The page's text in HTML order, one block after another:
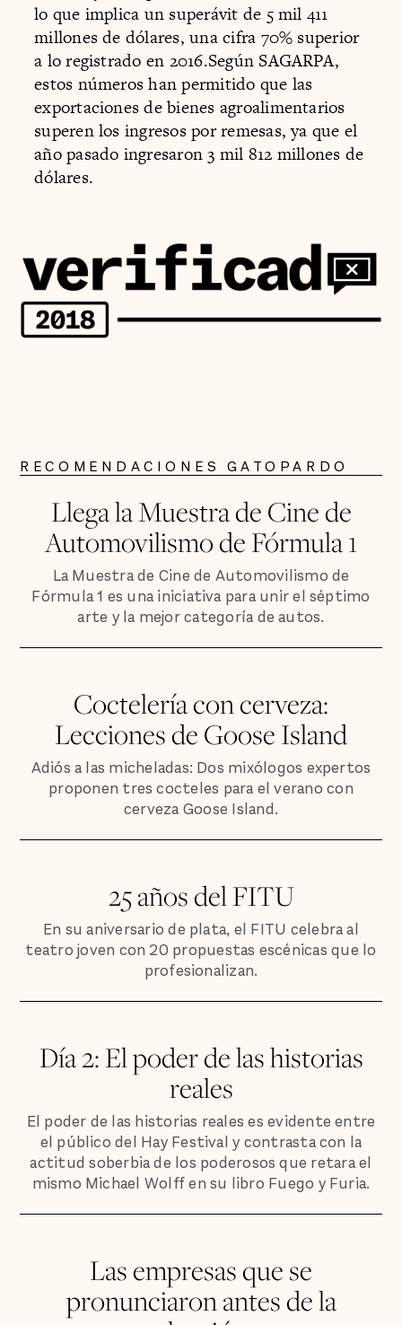
lo que implica un superávit de 5 mil 411
millones de dólares, una cifra 70% superior
a lo registrado en 2016.Según SAGARPA,
estos números han permitido que las
exportaciones de bienes agroalimentarios
superen los ingresos por remesas, ya que el
año pasado ingresaron 3 mil 812 millones de
dólares.
RECOMENDACIONES GATOPARDO
Llega la Muestra de Cine de
Automovilismo de Fórmula 1
La Muestra de Cine de Automovilismo de
Fórmula 1 es una iniciativa para unir el séptimo
arte y la mejor categoría de autos.
Coctelería con cerveza:
Lecciones de Goose Island
Adiós a las micheladas: Dos mixólogos expertos
proponen tres cocteles para el verano con
cerveza Goose Island.
25 años del FITU
En su aniversario de plata, el FITU celebra al
teatro joven con 20 propuestas escénicas que lo
profesionalizan.
Día 2: El poder de las historias
reales
El poder de las historias reales es evidente entre
el público del Hay Festival y contrasta con la
actitud soberbia de los poderosos que retara el
mismo Michael Wolff en su libro Fuego y Furia.
Las empresas que se
pronunciaron antes de la